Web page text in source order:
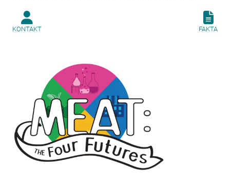
KONTAKT FAKTA